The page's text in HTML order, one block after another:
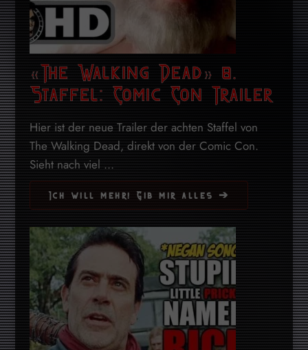
«The Walking Dead» 8.
Staffel: Comic Con Trailer
Hier ist der neue Trailer der achten Staffel von
The Walking Dead, direkt von der Comic Con.
Sieht nach viel ...
Ich will mehr! Gib mir alles ➔